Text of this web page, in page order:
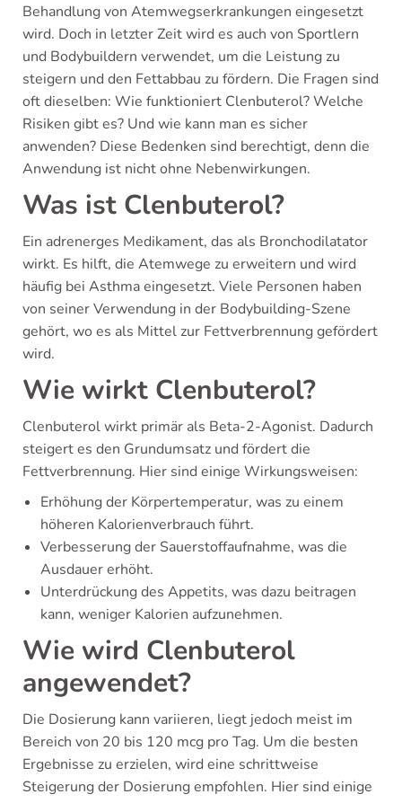
Behandlung von Atemwegserkrankungen eingesetzt
wird. Doch in letzter Zeit wird es auch von Sportlern
und Bodybuildern verwendet, um die Leistung zu
steigern und den Fettabbau zu fördern. Die Fragen sind
oft dieselben: Wie funktioniert Clenbuterol? Welche
Risiken gibt es? Und wie kann man es sicher
anwenden? Diese Bedenken sind berechtigt, denn die
Anwendung ist nicht ohne Nebenwirkungen.
Was ist Clenbuterol?
Ein adrenerges Medikament, das als Bronchodilatator
wirkt. Es hilft, die Atemwege zu erweitern und wird
häufig bei Asthma eingesetzt. Viele Personen haben
von seiner Verwendung in der Bodybuilding-Szene
gehört, wo es als Mittel zur Fettverbrennung gefördert
wird.
Wie wirkt Clenbuterol?
Clenbuterol wirkt primär als Beta-2-Agonist. Dadurch
steigert es den Grundumsatz und fördert die
Fettverbrennung. Hier sind einige Wirkungsweisen:
Erhöhung der Körpertemperatur, was zu einem
höheren Kalorienverbrauch führt.
Verbesserung der Sauerstoffaufnahme, was die
Ausdauer erhöht.
Unterdrückung des Appetits, was dazu beitragen
kann, weniger Kalorien aufzunehmen.
Wie wird Clenbuterol
angewendet?
Die Dosierung kann variieren, liegt jedoch meist im
Bereich von 20 bis 120 mcg pro Tag. Um die besten
Ergebnisse zu erzielen, wird eine schrittweise
Steigerung der Dosierung empfohlen. Hier sind einige